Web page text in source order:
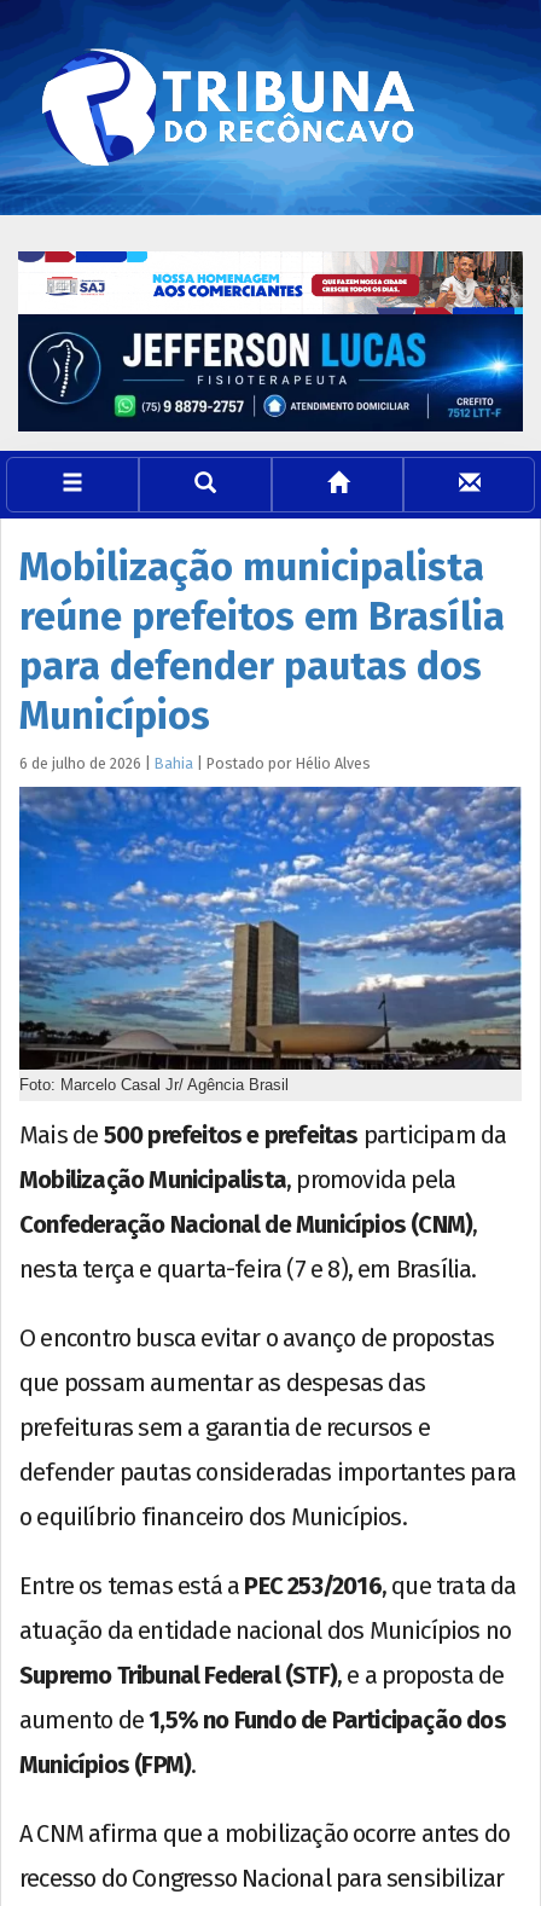
Mobilização municipalista
reúne prefeitos em Brasília
para defender pautas dos
Municípios
6 de julho de 2026 Bahia Postado por Hélio Alves
Foto: Marcelo Casal Jr/ Agência Brasil
Mais de 500 prefeitos e prefeitas participam da
Mobilização Municipalista, promovida pela
Confederação Nacional de Municípios (CNM),
nesta terça e quarta-feira (7 e 8), em Brasília.
O encontro busca evitar o avanço de propostas
que possam aumentar as despesas das
prefeituras sem a garantia de recursos e
defender pautas consideradas importantes para
o equilíbrio financeiro dos Municípios.
Entre os temas está a PEC 253/2016, que trata da
atuação da entidade nacional dos Municípios no
Supremo Tribunal Federal (STF), e a proposta de
aumento de 1,5% no Fundo de Participação dos
Municípios (FPM).
A CNM afirma que a mobilização ocorre antes do
recesso do Congresso Nacional para sensibilizar